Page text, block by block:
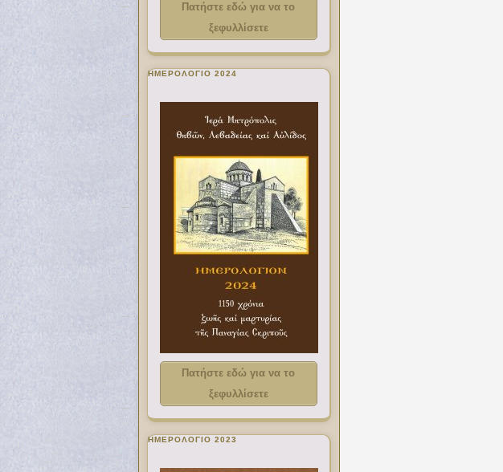
Πατήστε εδώ για να το
ξεφυλλίσετε
ΗΜΕΡΟΛΟΓΙΟ 2024
Πατήστε εδώ για να το
ξεφυλλίσετε
ΗΜΕΡΟΛΟΓΙΟ 2023